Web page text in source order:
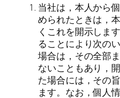
当社は，本人から
められたときは，
くこれを開示しま
ることにより次の
場合は，その全部
ないこともあり，
た場合には，その
ます。なお，個人